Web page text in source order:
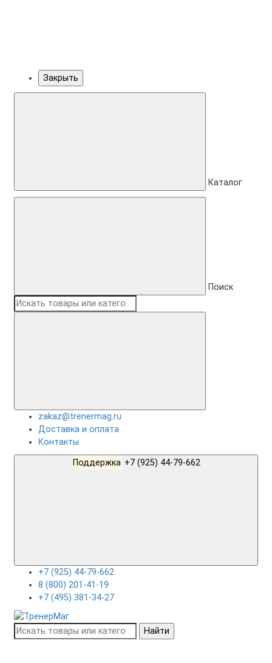
Закрыть
Каталог
Поиск
zakaz@trenermag.ru
Доставка и оплата
Контакты
Поддержка
+7 (925) 44-79-662
8 (800) 201-41-19
+7 (495) 381-34-27
Найти